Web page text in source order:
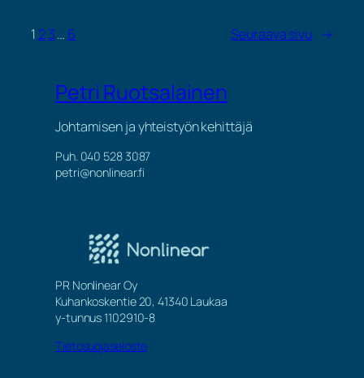
1 23… 6 Seuraava sivu →
Petri Ruotsalainen
Johtamisen ja yhteistyön kehittäjä
Puh. 040 528 3087
petri@nonlinear.fi
PR Nonlinear Oy
Kuhankoskentie 20, 41340 Laukaa
y-tunnus 1102910-8
Tietosuojaseloste